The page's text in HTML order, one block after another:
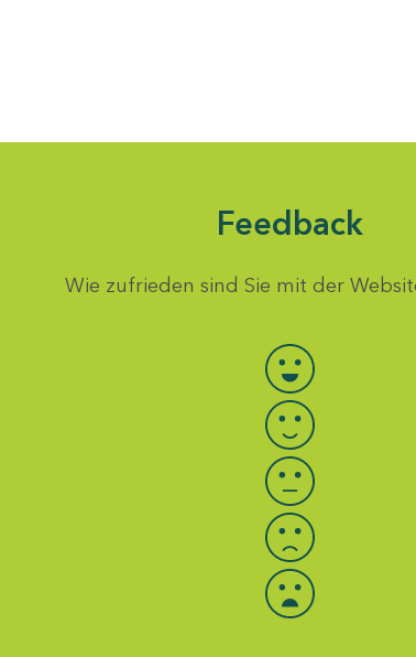
Feedback
Wie zufrieden sind Sie mit der
Bewertung